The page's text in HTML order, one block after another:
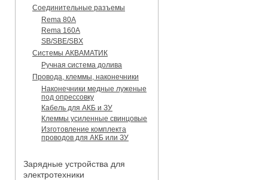
Соединительные разъемы
Rema 80A
Rema 160A
SB/SBE/SBX
Системы АКВАМАТИК
Ручная система долива
Провода, клеммы, наконечники
Наконечники медные луженые
под опрессовку
Кабель для АКБ и ЗУ
Клеммы усиленные свинцовые
Изготовление комплекта
проводов для АКБ или ЗУ
Зарядные устройства для
электротехники